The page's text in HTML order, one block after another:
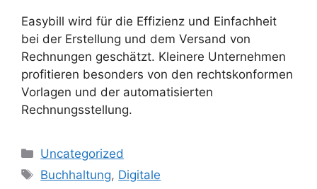
Easybill wird für die Effizienz und Einfachheit
bei der Erstellung und dem Versand von
Rechnungen geschätzt. Kleinere Unternehmen
profitieren besonders von den rechtskonformen
Vorlagen und der automatisierten
Rechnungsstellung.
Kategorien
Uncategorized
Schlagwörter
Buchhaltung, Digitale